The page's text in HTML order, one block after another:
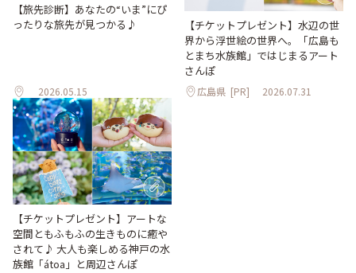
【旅先診断】あなたの“いま”にぴ
ったりな旅先が見つかる♪
2026.05.15
【チケットプレゼント】水辺の世
界から浮世絵の世界へ。「広島も
とまち水族館」ではじまるアート
さんぽ
広島県 [PR] 2026.07.31
【チケットプレゼント】アートな
空間ともふもふの生きものに癒や
されて♪ 大人も楽しめる神戸の水
族館「átoa」と周辺さんぽ